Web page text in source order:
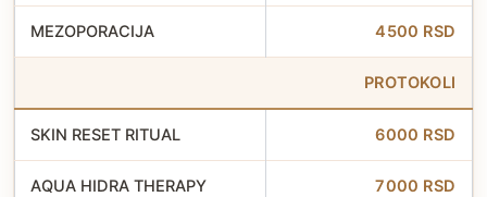
MEZOPORACIJA 4500 RSD
PROTOKOLI
SKIN RESET RITUAL 6000 RSD
AQUA HIDRA THERAPY 7000 RSD